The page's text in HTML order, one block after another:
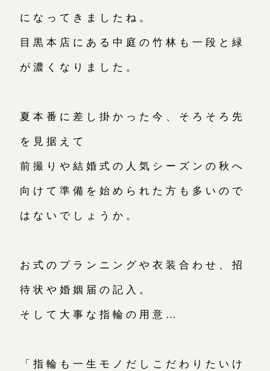
になってきましたね。
目黒本店にある中庭の竹林も一段と緑
が濃くなりました。
夏本番に差し掛かった今、そろそろ先
を見据えて
前撮りや結婚式の人気シーズンの秋へ
向けて準備を始められた方も多いので
はないでしょうか。
お式のプランニングや衣装合わせ、招
待状や婚姻届の記入。
そして大事な指輪の用意…
「指輪も一生モノだしこだわりたいけ
京都店 来店ご予約
広島店
オーダーメイド